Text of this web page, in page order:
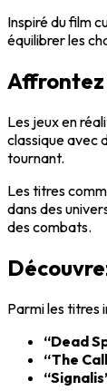
Inspiré du film
équilibrer les
Affrontez
Les jeux en
classique avec
tournant.
Les titres
dans des
des combats.
Parmi les titres
“Dead
“The